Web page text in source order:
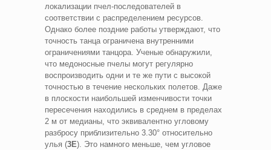
локализации пчел-последователей в
соответствии с распределением ресурсов.
Однако более поздние работы утверждают, что
точность танца ограничена внутренними
ограничениями танцора. Ученые обнаружили,
что медоносные пчелы могут регулярно
воспроизводить одни и те же пути с высокой
точностью в течение нескольких полетов. Даже
в плоскости наибольшей изменчивости точки
пересечения находились в среднем в пределах
2 м от медианы, что эквивалентно угловому
разбросу приблизительно 3.30° относительно
улья (3E). Это намного меньше, чем угловое